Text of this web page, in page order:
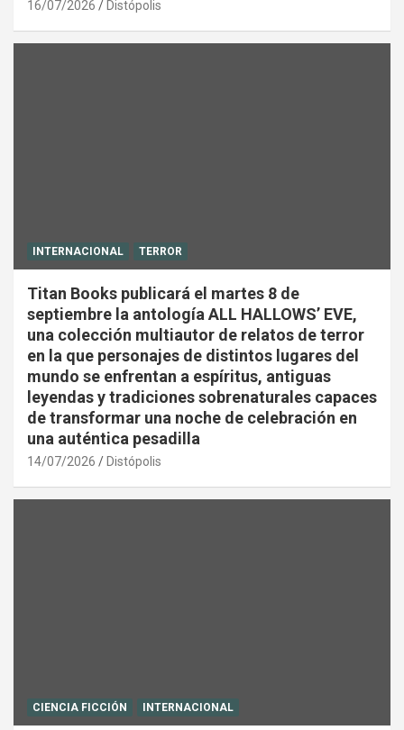
16/07/2026 Distópolis
INTERNACIONAL TERROR
Titan Books publicará el martes 8 de
septiembre la antología ALL HALLOWS’ EVE,
una colección multiautor de relatos de terror
en la que personajes de distintos lugares del
mundo se enfrentan a espíritus, antiguas
leyendas y tradiciones sobrenaturales capaces
de transformar una noche de celebración en
una auténtica pesadilla
14/07/2026 Distópolis
CIENCIA FICCIÓN INTERNACIONAL